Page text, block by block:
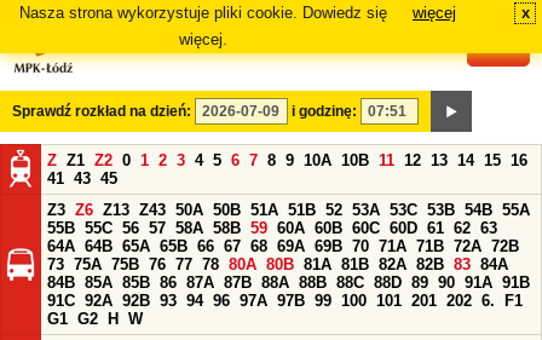
Nasza strona wykorzystuje pliki cookie. Dowiedz się
więcej.
więcej x
Sprawdź rozkład na dzień: i godzinę:
Z Z1 Z2 0 1 2 3 4 5 6 7 8 9 10A 10B 11 12 13 14 15 16
41 43 45
Z3 Z6 Z13 Z43 50A 50B 51A 51B 52 53A 53C 53B 54B 55A
55B 55C 56 57 58A 58B 59 60A 60B 60C 60D 61 62 63
64A 64B 65A 65B 66 67 68 69A 69B 70 71A 71B 72A 72B
73 75A 75B 76 77 78 80A 80B 81A 81B 82A 82B 83 84A
84B 85A 85B 86 87A 87B 88A 88B 88C 88D 89 90 91A 91B
91C 92A 92B 93 94 96 97A 97B 99 100 101 201 202 6.
F1
G1 G2 H
W